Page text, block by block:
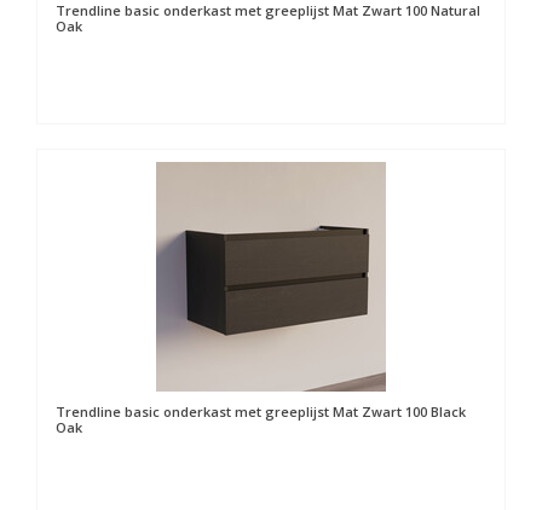
Trendline basic onderkast met greeplijst Mat Zwart 100 Natural
Oak
Trendline basic onderkast met greeplijst Mat Zwart 100 Black
Oak